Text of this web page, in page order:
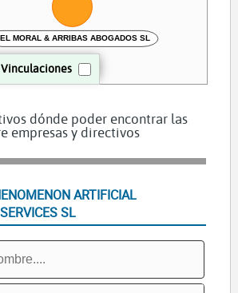
MORAL & ARRIBAS ABOGADOS SL
dónde poder encontrar las
empresas y directivos
ARTIFICIAL
SL